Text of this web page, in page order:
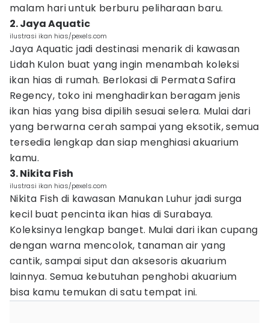
malam hari untuk berburu peliharaan baru.
2. Jaya Aquatic
ilustrasi ikan hias/pexels.com
Jaya Aquatic jadi destinasi menarik di kawasan
Lidah Kulon buat yang ingin menambah koleksi
ikan hias di rumah. Berlokasi di Permata Safira
Regency, toko ini menghadirkan beragam jenis
ikan hias yang bisa dipilih sesuai selera. Mulai dari
yang berwarna cerah sampai yang eksotik, semua
tersedia lengkap dan siap menghiasi akuarium
kamu.
3. Nikita Fish
ilustrasi ikan hias/pexels.com
Nikita Fish di kawasan Manukan Luhur jadi surga
kecil buat pencinta ikan hias di Surabaya.
Koleksinya lengkap banget. Mulai dari ikan cupang
dengan warna mencolok, tanaman air yang
cantik, sampai siput dan aksesoris akuarium
lainnya. Semua kebutuhan penghobi akuarium
bisa kamu temukan di satu tempat ini.